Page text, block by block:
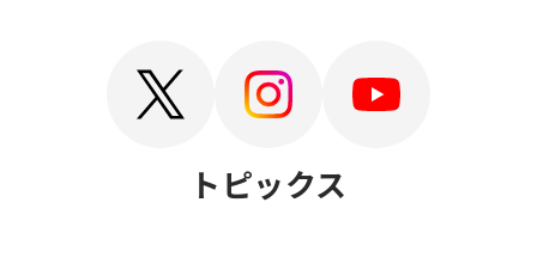
トピックス
TOPICS